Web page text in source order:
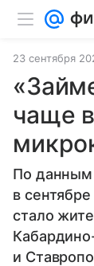
23 сентября
чаще
По данным
в
стало
и